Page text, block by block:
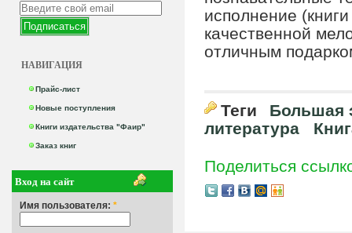
НАВИГАЦИЯ
Прайс-лист
Новые поступления
Книги издательства "Фаир"
Заказ книг
Вход на сайт
Имя пользователя: *
исполнение
качественной
отличным
Теги
Большая
литература
Поделиться